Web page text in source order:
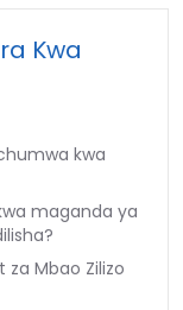
Kwa
kwa
maganda ya
za Mbao Zilizo